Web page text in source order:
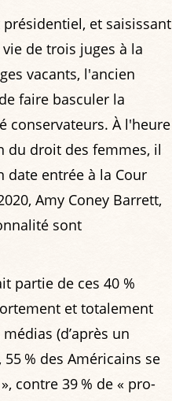
et saisissant
de trois juges à la
vacants, l'ancien
faire basculer la
conservateurs. À l'heure
du droit des femmes, il
date entrée à la Cour
Amy Coney Barrett,
sont
partie de ces 40 %
et totalement
(d’après un
% des Américains se
contre 39 % de « pro-